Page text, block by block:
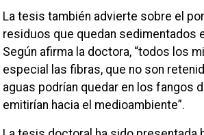
La tesis también advierte sobre el
residuos que quedan sedimentados
Según afirma la doctora, “todos los
especial las fibras, que no son
aguas podrían quedar en los fangos
emitirían hacia el medioambiente”.